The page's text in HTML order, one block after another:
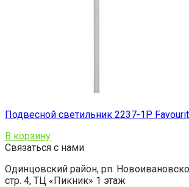
Подвесной светильник 2237-1P
В корзину
Связаться с нами
Одинцовский район, рп.
стр. 4, ТЦ «Пикник» 1 этаж